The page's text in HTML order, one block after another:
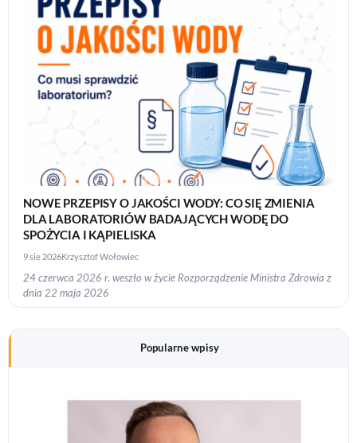
NOWE PRZEPISY O JAKOŚCI WODY: CO SIĘ ZMIENIA
DLA LABORATORIÓW BADAJĄCYCH WODĘ DO
SPOŻYCIA I KĄPIELISKA
9 sie 2026Krzysztof Wołowiec
24 czerwca 2026 r. weszło w życie Rozporządzenie Ministra Zdrowia z
dnia 22 maja 2026
Popularne wpisy